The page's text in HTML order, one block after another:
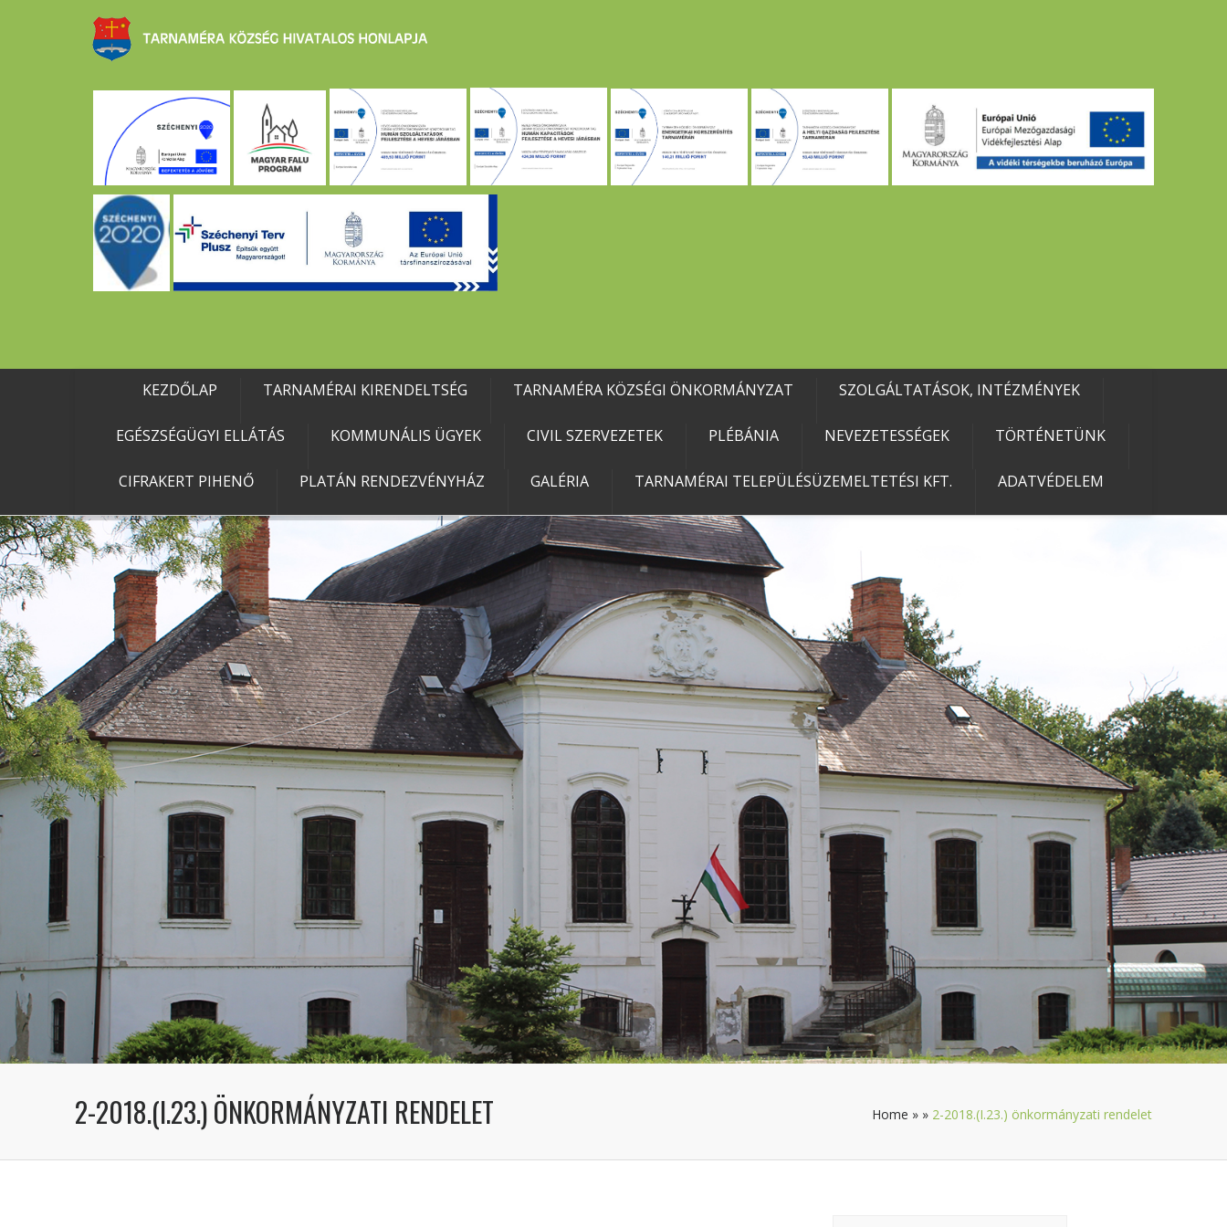
KEZDŐLAP TARNAMÉRAI KIRENDELTSÉG TARNAMÉRA KÖZSÉGI ÖNKORMÁNYZAT SZOLGÁLTATÁSOK, INTÉZMÉNYEK
EGÉSZSÉGÜGYI ELLÁTÁS KOMMUNÁLIS ÜGYEK CIVIL SZERVEZETEK PLÉBÁNIA NEVEZETESSÉGEK TÖRTÉNETÜNK
CIFRAKERT PIHENŐ PLATÁN RENDEZVÉNYHÁZ GALÉRIA TARNAMÉRAI TELEPÜLÉSÜZEMELTETÉSI KFT. ADATVÉDELEM
2-2018.(I.23.) ÖNKORMÁNYZATI RENDELET Home » » 2-2018.(I.23.) önkormányzati rendelet